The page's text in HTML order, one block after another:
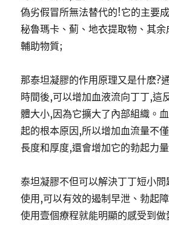
偽劣假冒所無法替代的!它的主要
秘魯瑪卡、薊、地衣提取物、其
輔助物質;
那泰坦凝膠的作用原理又是什麽?
時間後,可以增加血液流向丁丁,這
體大小,因為它擴大了內部組織。
起的根本原因,所以增加血流量不
長度和厚度,還會增加它的勃起力
泰坦凝膠不但可以解決丁丁短小
使用,可以有效的遏制早泄、勃起
使用壹個療程就能明顯的感受到